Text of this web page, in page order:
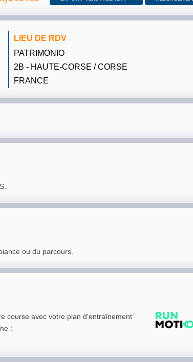
LIEU DE RDV
PATRIMONIO
2B - HAUTE-CORSE / CORSE
FRANCE
ou du parcours.
course avec votre plan d'entraînement
: